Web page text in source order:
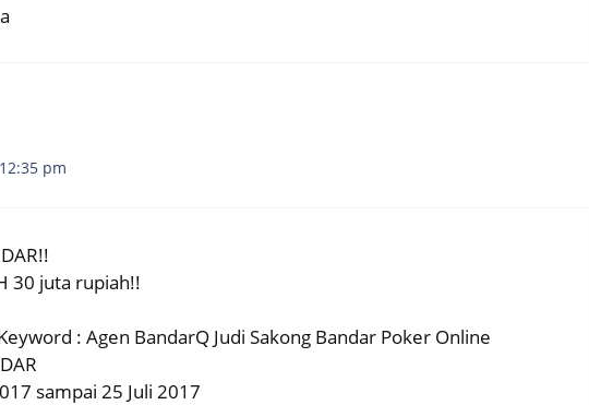
pm
30 juta rupiah!!
: Agen BandarQ Judi Sakong Bandar Poker Online
sampai 25 Juli 2017